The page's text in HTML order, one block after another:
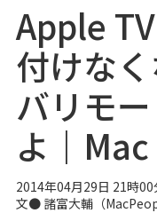
Apple
付けな
バリモ
よ｜Mac
2014年04月29日 21時00
文● 諸富大輔（